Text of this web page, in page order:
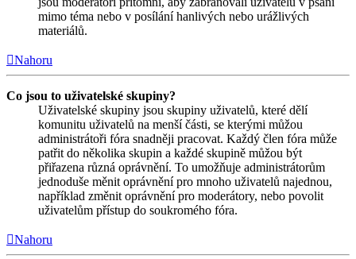
mimo téma nebo v posílání hanlivých nebo urážlivých
materiálů.
Nahoru
Co jsou to uživatelské skupiny?
Uživatelské skupiny jsou skupiny uživatelů, které dělí
komunitu uživatelů na menší části, se kterými můžou
administrátoři fóra snadněji pracovat. Každý člen fóra může
patřit do několika skupin a každé skupině můžou být
přiřazena různá oprávnění. To umožňuje administrátorům
jednoduše měnit oprávnění pro mnoho uživatelů najednou,
například změnit oprávnění pro moderátory, nebo povolit
uživatelům přístup do soukromého fóra.
Nahoru